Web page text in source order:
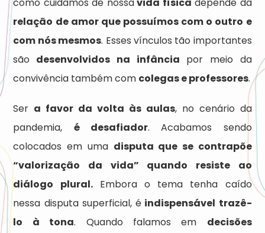
relação de amor que possuímos com o outro e
com nós mesmos. Esses vínculos tão importantes
são desenvolvidos na infância por meio da
convivência também com colegas e professores.
Ser a favor da volta às aulas, no cenário da
pandemia, é desafiador. Acabamos sendo
colocados em uma disputa que se contrapõe
“valorização da vida” quando resiste ao
diálogo plural.Embora o tema tenha caído
nessa disputa superficial, é indispensável trazê-
lo à tona. Quando falamos em decisões